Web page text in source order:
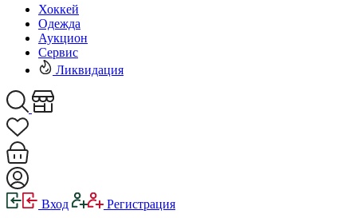
Хоккей
Одежда
Аукцион
Сервис
Ликвидация
Вход Регистрация